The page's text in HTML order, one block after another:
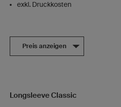
exkl. Druckkosten
Preis anzeigen
Longsleeve Classic